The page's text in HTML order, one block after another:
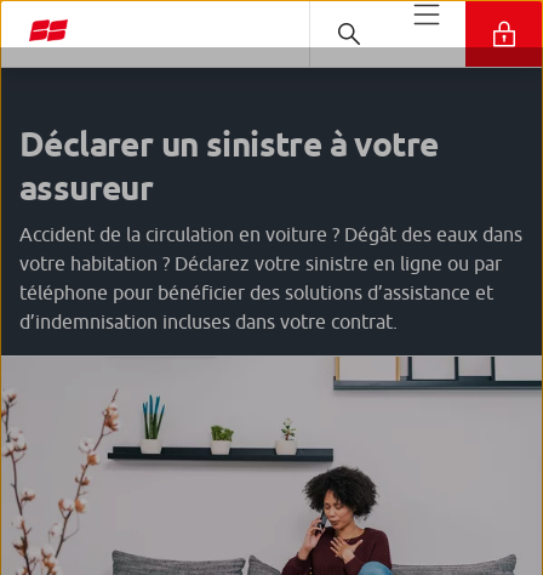
Déclarer un sinistre à votre
assureur
Accident de la circulation en voiture ? Dégât des eaux dans
votre habitation ? Déclarez votre sinistre en ligne ou par
téléphone pour bénéficier des solutions d’assistance et
d’indemnisation incluses dans votre contrat.